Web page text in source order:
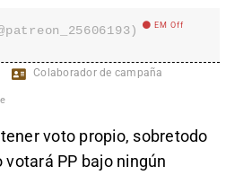
EM Off
Colaborador de campaña
voto propio, sobretodo
votará PP bajo ningún